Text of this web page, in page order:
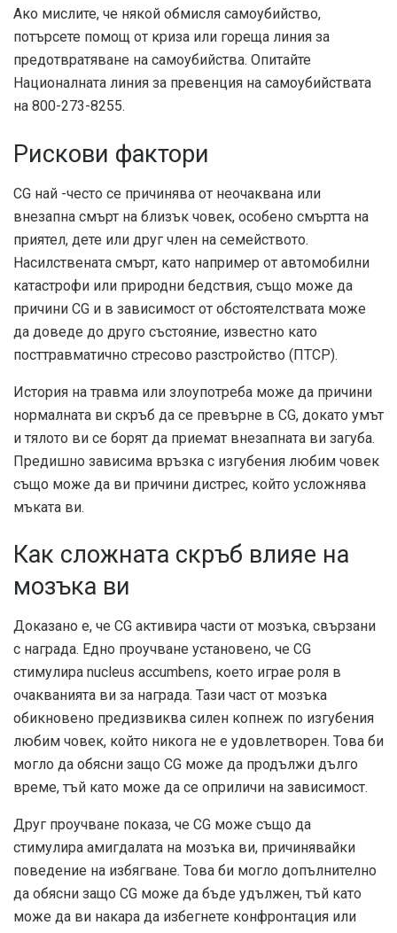
Ако мислите, че някой обмисля самоубийство,
потърсете помощ от криза или гореща линия за
предотвратяване на самоубийства. Опитайте
Националната линия за превенция на самоубийствата
на 800-273-8255.
Рискови фактори
CG най -често се причинява от неочаквана или
внезапна смърт на близък човек, особено смъртта на
приятел, дете или друг член на семейството.
Насилствената смърт, като например от автомобилни
катастрофи или природни бедствия, също може да
причини CG и в зависимост от обстоятелствата може
да доведе до друго състояние, известно като
посттравматично стресово разстройство (ПТСР).
История на травма или злоупотреба може да причини
нормалната ви скръб да се превърне в CG, докато умът
и тялото ви се борят да приемат внезапната ви загуба.
Предишно зависима връзка с изгубения любим човек
също може да ви причини дистрес, който усложнява
мъката ви.
Как сложната скръб влияе на
мозъка ви
Доказано е, че CG активира части от мозъка, свързани
с награда. Едно проучване установено, че CG
стимулира nucleus accumbens, което играе роля в
очакванията ви за награда. Тази част от мозъка
обикновено предизвиква силен копнеж по изгубения
любим човек, който никога не е удовлетворен. Това би
могло да обясни защо CG може да продължи дълго
време, тъй като може да се оприличи на зависимост.
Друг проучване показа, че CG може също да
стимулира амигдалата на мозъка ви, причинявайки
поведение на избягване. Това би могло допълнително
да обясни защо CG може да бъде удължен, тъй като
може да ви накара да избегнете конфронтация или